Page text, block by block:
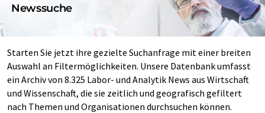
Newssuche
Starten Sie jetzt ihre gezielte Suchanfrage mit einer breiten
Auswahl an Filtermöglichkeiten. Unsere Datenbank umfasst
ein Archiv von 8.325 Labor- und Analytik News aus Wirtschaft
und Wissenschaft, die sie zeitlich und geografisch gefiltert
nach Themen und Organisationen durchsuchen können.